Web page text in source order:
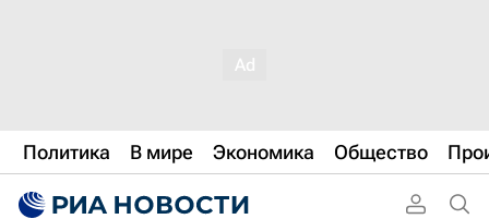
Политика В мире Экономика Общество